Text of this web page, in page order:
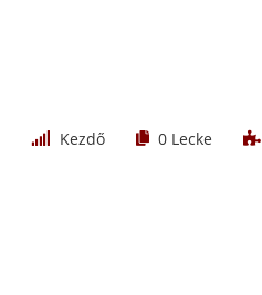
Kezdő 0Lecke